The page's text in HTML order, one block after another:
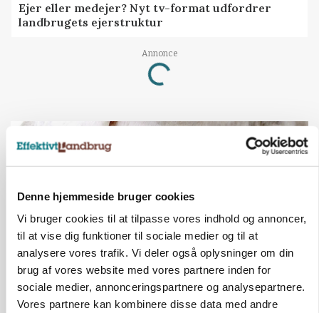
Denne hjemmeside bruger cookies
Vi bruger cookies til at tilpasse vores indhold og annoncer,
til at vise dig funktioner til sociale medier og til at
analysere vores trafik. Vi deler også oplysninger om din
brug af vores website med vores partnere inden for
sociale medier, annonceringspartnere og analysepartnere.
Vores partnere kan kombinere disse data med andre
Ejer eller medejer? Nyt tv-format udfordrer
landbrugets ejerstruktur
Annonce
Loading...
Russisk mælkepris dykker 23 procent